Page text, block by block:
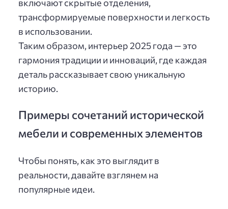
включают скрытые отделения,
трансформируемые поверхности и легкость
в использовании.
Таким образом, интерьер 2025 года — это
гармония традиции и инноваций, где каждая
деталь рассказывает свою уникальную
историю.
Примеры сочетаний исторической
мебели и современных элементов
Чтобы понять, как это выглядит в
реальности, давайте взглянем на
популярные идеи.